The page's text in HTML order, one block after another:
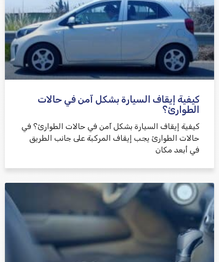
كيفية إيقاف السيارة بشكل آمن في حالات
الطوارئ؟
كيفية إيقاف السيارة بشكل آمن في حالات الطوارئ؟ في
حالات الطوارئ يجب إيقاف المركبة على جانب الطريق
في أبعد مكان